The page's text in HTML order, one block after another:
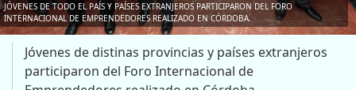
JÓVENES DE TODO EL PAÍS Y PAÍSES EXTRANJEROS PARTICIPARON DEL FORO
INTERNACIONAL DE EMPRENDEDORES REALIZADO EN CÓRDOBA.
Jóvenes de distinas provincias y países extranjeros
participaron del Foro Internacional de